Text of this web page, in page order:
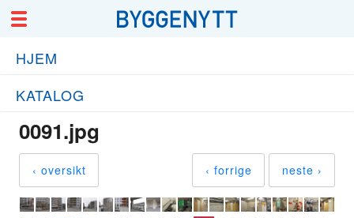
HJEM
KATALOG
0091.jpg
‹ oversikt ‹ forrige neste ›